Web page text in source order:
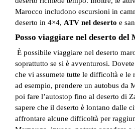
Marocco includono escursioni in
deserto in 4×4, ATV nel deserto e
Posso viaggiare nel deserto del
È possibile viaggiare nel deserto
soprattutto se si è avventurosi.
che vi assumete tutte le difficoltà e le
ad esempio, prendere un autobus da
poi fare l’autostop fino al deserto di
sapere che il deserto è lontano dalle
affrontare alcune difficoltà per